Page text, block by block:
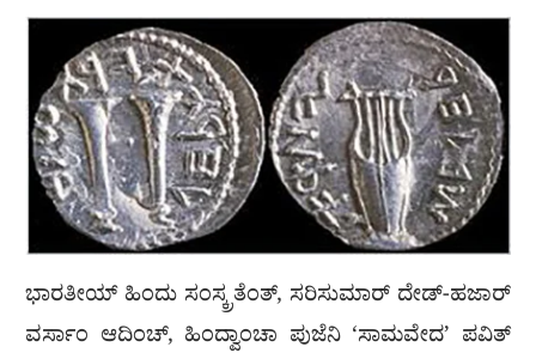
ಭಾರತೀಯ್ ಹಿಂದು ಸಂಸ್ಕ್ರತೆಂತ್, ಸರಿಸುಮಾರ್ ದೇಡ್-ಹಜಾರ್
ವರ್ಸಾಂ ಆದಿಂಚ್, ಹಿಂದ್ವಾಂಚಾ ಪುಜೆನಿ ‘ಸಾಮವೇದ’ ಪವಿತ್